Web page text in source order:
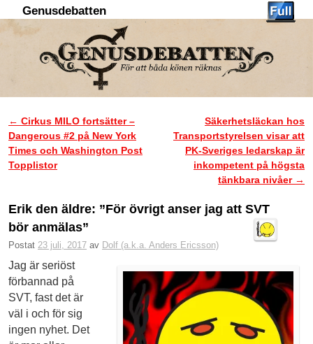
Genusdebatten
Inläggsnavigering
← Cirkus MILO fortsätter –
Dangerous #2 på New York
Times och Washington Post
Topplistor
Säkerhetsläckan hos
Transportstyrelsen visar att
PK-Sveriges ledarskap är
inkompetent på högsta
tänkbara nivåer →
Erik den äldre: ”För övrigt anser jag att SVT
bör anmälas”
Postat 23 juli, 2017 av Dolf (a.k.a. Anders Ericsson)
Jag är seriöst
förbannad på
SVT, fast det är
väl i och för sig
ingen nyhet. Det